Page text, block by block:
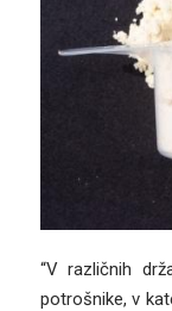
“V različnih
potrošnike, v